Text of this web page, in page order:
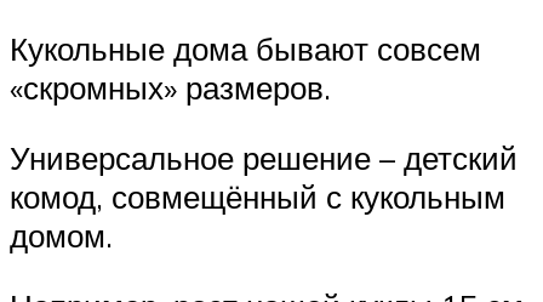
Кукольные дома бывают совсем
«скромных» размеров.
Универсальное решение – детский
комод, совмещённый с кукольным
домом.